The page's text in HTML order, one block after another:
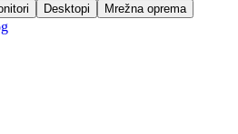
Desktopi
Mrežna oprema